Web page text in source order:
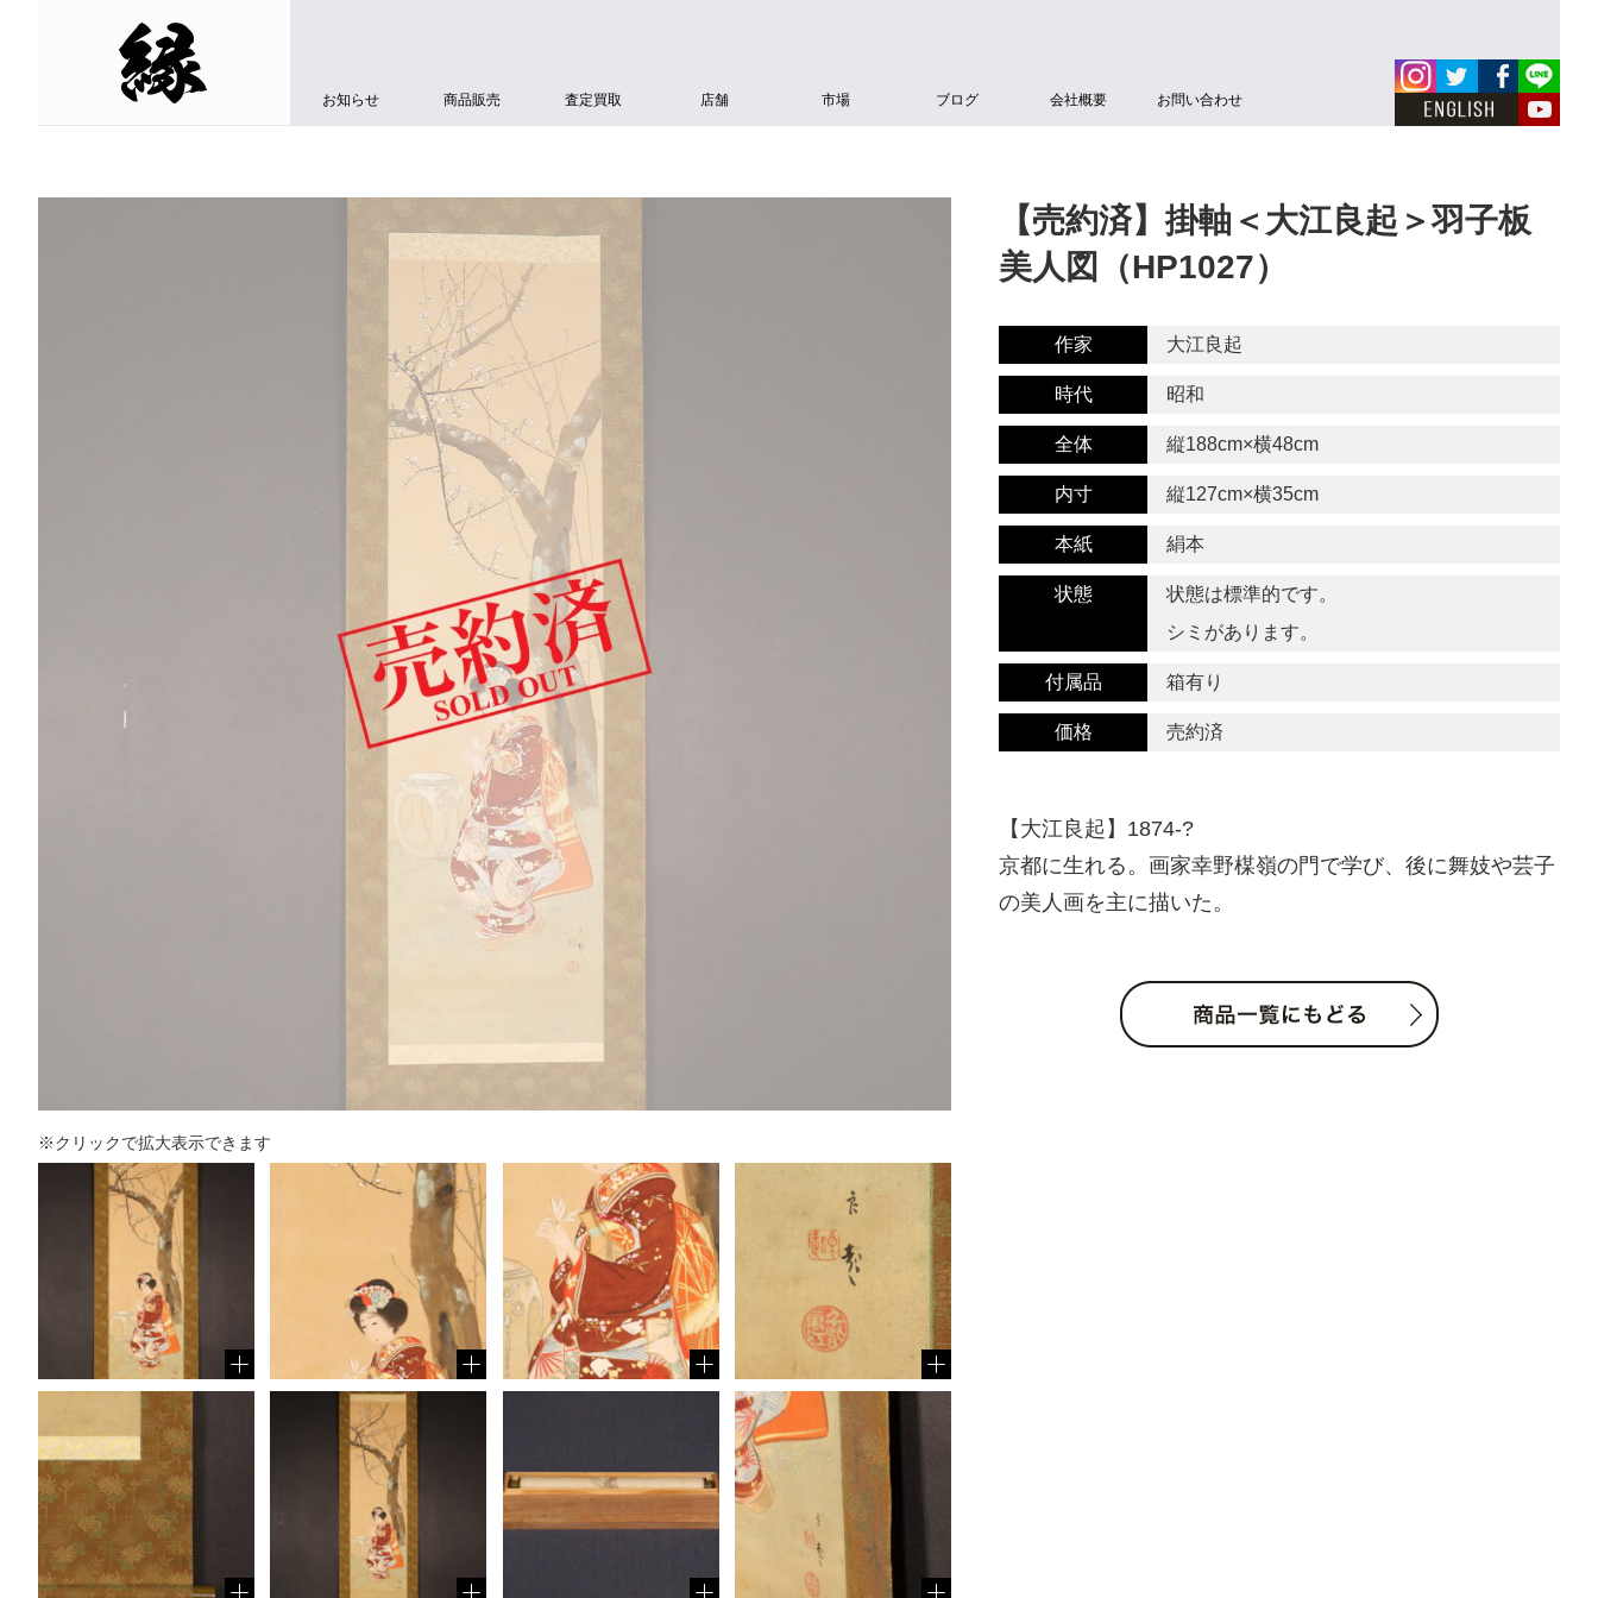
お知らせ 商品販売 査定買取 店舗 市場 ブログ 会社概要 お問い合わせ
※クリックで拡大表示できます
【売約済】掛軸＜大江良起＞羽子板
美人図（HP1027）
作家 大江良起
時代 昭和
全体 縦188cm×横48cm
内寸 縦127cm×横35cm
本紙 絹本
状態
状態は標準的です。
シミがあります。
付属品 箱有り
価格 売約済
【大江良起】1874-?
京都に生れる。画家幸野楳嶺の門で学び、後に舞妓や芸子
の美人画を主に描いた。